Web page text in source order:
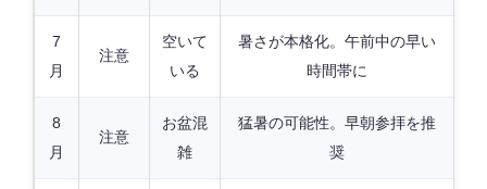
7
月
注意
空いて
いる
暑さが本格化。午前中の早い
時間帯に
8
月
注意
お盆混
雑
猛暑の可能性。早朝参拝を推
奨